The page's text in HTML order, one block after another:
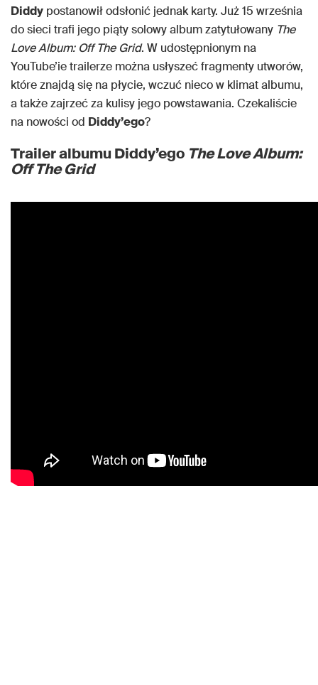
Diddy postanowił odsłonić jednak karty. Już 15 września
do sieci trafi jego piąty solowy album zatytułowany The
Love Album: Off The Grid. W udostępnionym na
YouTube’ie trailerze można usłyszeć fragmenty utworów,
które znajdą się na płycie, wczuć nieco w klimat albumu,
a także zajrzeć za kulisy jego powstawania. Czekaliście
na nowości od Diddy’ego?
Trailer albumu Diddy’ego The Love Album:
Off The Grid